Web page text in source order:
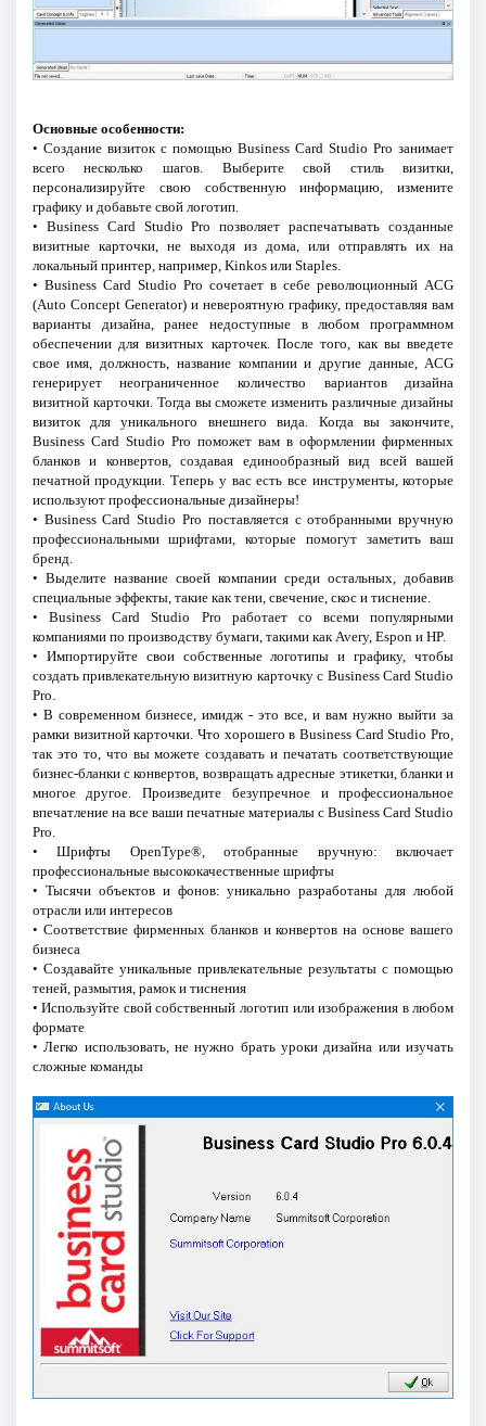
Основные особенности:
• Создание визиток с помощью Business Card Studio Pro занимает
всего несколько шагов. Выберите свой стиль визитки,
персонализируйте свою собственную информацию, измените
графику и добавьте свой логотип.
• Business Card Studio Pro позволяет распечатывать созданные
визитные карточки, не выходя из дома, или отправлять их на
локальный принтер, например, Kinkos или Staples.
• Business Card Studio Pro сочетает в себе революционный ACG
(Auto Concept Generator) и невероятную графику, предоставляя вам
варианты дизайна, ранее недоступные в любом программном
обеспечении для визитных карточек. После того, как вы введете
свое имя, должность, название компании и другие данные, ACG
генерирует неограниченное количество вариантов дизайна
визитной карточки. Тогда вы сможете изменить различные дизайны
визиток для уникального внешнего вида. Когда вы закончите,
Business Card Studio Pro поможет вам в оформлении фирменных
бланков и конвертов, создавая единообразный вид всей вашей
печатной продукции. Теперь у вас есть все инструменты, которые
используют профессиональные дизайнеры!
• Business Card Studio Pro поставляется с отобранными вручную
профессиональными шрифтами, которые помогут заметить ваш
бренд.
• Выделите название своей компании среди остальных, добавив
специальные эффекты, такие как тени, свечение, скос и тиснение.
• Business Card Studio Pro работает со всеми популярными
компаниями по производству бумаги, такими как Avery, Espon и HP.
• Импортируйте свои собственные логотипы и графику, чтобы
создать привлекательную визитную карточку с Business Card Studio
Pro.
• В современном бизнесе, имидж - это все, и вам нужно выйти за
рамки визитной карточки. Что хорошего в Business Card Studio Pro,
так это то, что вы можете создавать и печатать соответствующие
бизнес-бланки с конвертов, возвращать адресные этикетки, бланки и
многое другое. Произведите безупречное и профессиональное
впечатление на все ваши печатные материалы с Business Card Studio
Pro.
• Шрифты OpenType®, отобранные вручную: включает
профессиональные высококачественные шрифты
• Тысячи объектов и фонов: уникально разработаны для любой
отрасли или интересов
• Соответствие фирменных бланков и конвертов на основе вашего
бизнеса
• Создавайте уникальные привлекательные результаты с помощью
теней, размытия, рамок и тиснения
• Используйте свой собственный логотип или изображения в любом
формате
• Легко использовать, не нужно брать уроки дизайна или изучать
сложные команды